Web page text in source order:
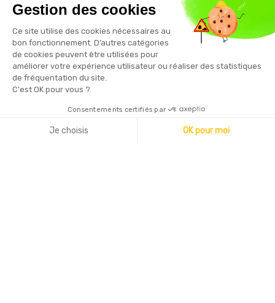
Vous pouvez vous désinscrire à tout moment en cliquant sur le
lien présent dans nos emails
Copyright © 2026 - Sécurama
Gestion des cookies
Ce site utilise des cookies nécessaires au
bon fonctionnement. D’autres catégories
de cookies peuvent être utilisées pour
améliorer votre expérience utilisateur ou réaliser des statistiques
de fréquentation du site.
C'est OK pour vous ?
Consentements certifiés par
Je choisis OK pour moi